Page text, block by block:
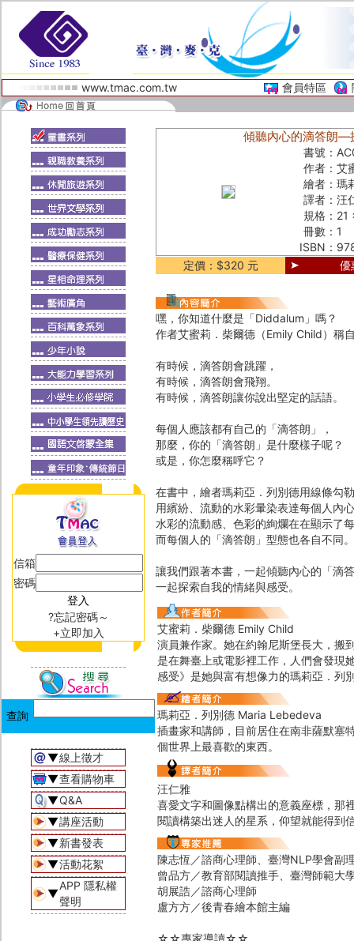
www.tmac.com.tw 會員特區
信箱
密碼
?忘記密碼～
+立即加入
▼線上徵才
▼查看購物車
▼Q&A
▼講座活動
▼新書發表
▼活動花絮
▼
APP 隱私權
聲明
傾聽內心的滴答朗
書號：
作者： 艾
繪者： 瑪
譯者： 汪
規格： 21
冊數： 1
ISBN：
定價：$320 元
優
嘿，你知道什麼是「Diddalum」嗎？
作者艾蜜莉．柴爾德（Emily Child）稱
有時候，滴答朗會跳躍，
有時候，滴答朗會飛翔。
有時候，滴答朗讓你說出堅定的話語。
每個人應該都有自己的「滴答朗」，
那麼，你的「滴答朗」是什麼樣子呢？
或是，你怎麼稱呼它？
在書中，繪者瑪莉亞．列別德用線條勾
用繽紛、流動的水彩暈染表達每個人內
水彩的流動感、色彩的絢爛在在顯示了
而每個人的「滴答朗」型態也各自不同。
讓我們跟著本書，一起傾聽內心的「滴
一起探索自我的情緒與感受。
艾蜜莉．柴爾德 Emily Child
演員兼作家。她在約翰尼斯堡長大，搬
是在舞臺上或電影裡工作，人們會發現
感受》是她與富有想像力的瑪莉亞．列
瑪莉亞．列別德 Maria Lebedeva
插畫家和講師，目前居住在南非薩默塞
個世界上最喜歡的東西。
汪仁雅
喜愛文字和圖像點構出的意義座標，那
閱讀構築出迷人的星系，仰望就能得到
陳志恆／諮商心理師、臺灣NLP學會副
曾品方／教育部閱讀推手、臺灣師範大
胡展誥／諮商心理師
盧方方／後青春繪本館主編
☆☆專家導讀☆☆